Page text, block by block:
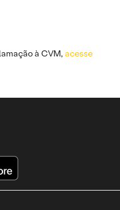
à CVM, acesse